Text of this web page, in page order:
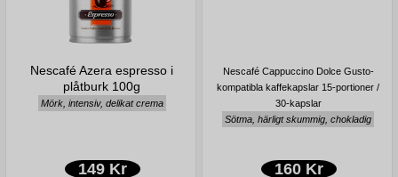
Nescafé Azera espresso i
plåtburk 100g
Mörk, intensiv, delikat crema
149 Kr
Nescafé Cappuccino Dolce Gusto-
kompatibla kaffekapslar 15-portioner /
30-kapslar
Sötma, härligt skummig, chokladig
160 Kr